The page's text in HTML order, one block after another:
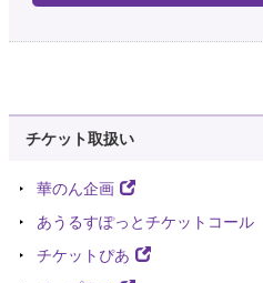
チケット取扱い
華のん企画
あうるすぽっとチケットコー
チケットぴあ